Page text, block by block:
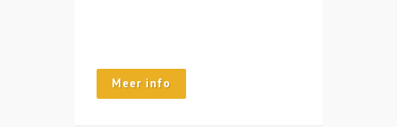
Meer info